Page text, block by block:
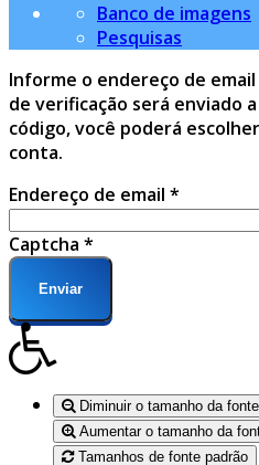
Banco de imagens
Pesquisas
Informe o endereço de
de verificação será enviado
código, você poderá
conta.
Endereço de email *
Captcha *
Enviar
Diminuir o tamanho da fonte
Aumentar o tamanho da
Tamanhos de fonte padrão